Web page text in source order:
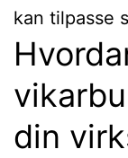
kan tilpasse
din